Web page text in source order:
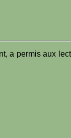
a permis aux